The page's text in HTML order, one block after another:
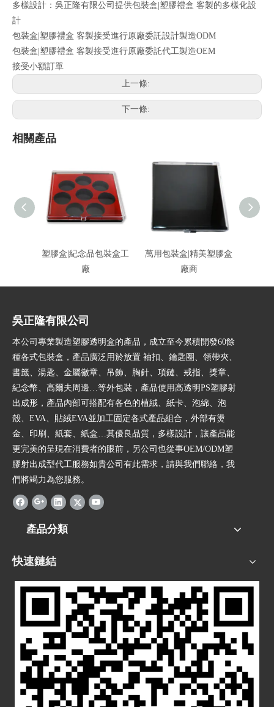
多樣設計：吳正隆有限公司提供包裝盒|塑膠禮盒 客製的多樣化設
計
包裝盒|塑膠禮盒 客製接受進行原廠委託設計製造ODM
包裝盒|塑膠禮盒 客製接受進行原廠委託代工製造OEM
接受小額訂單
上一條:
下一條:
相關產品
塑膠盒|紀念品包裝盒工
廠
萬用包裝盒|精美塑膠盒
廠商
吳正隆有限公司
本公司專業製造塑膠透明盒的產品，成立至今累積開發60餘
種各式包裝盒，產品廣泛用於放置 袖扣、鑰匙圈、領帶夾、
書籤、湯匙、金屬徽章、吊飾、胸針、項鏈、戒指、獎章、
紀念幣、高爾夫周邊…等外包裝，產品使用高透明PS塑膠射
出成形，產品內部可搭配有各色的植絨、紙卡、泡綿、泡
殼、EVA、貼絨EVA並加工固定各式產品組合，外部有燙
金、印刷、紙套、紙盒…其優良品質，多樣設計，讓產品能
更完美的呈現在消費者的眼前，另公司也從事OEM/ODM塑
膠射出成型代工服務如貴公司有此需求，請與我們聯絡，我
們將竭力為您服務。
產品分類
快速鏈結